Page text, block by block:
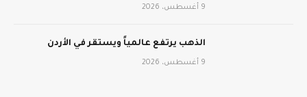
9 أغسطس، 2026
الذهب يرتفع عالمياً ويستقر في الأردن
9 أغسطس، 2026